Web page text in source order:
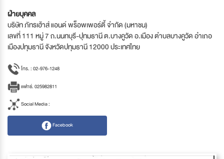
ฝ่ายบุคคล
บริษัท ภัทรเฮ้าส์ แอนด์ พร็อพเพอร์ตี้ จำกัด (มหาชน)
เลขที่ 111 หมู่ 7 ถ.นนทบุรี-ปุทมธานี ต.บางคูวัด อ.เมือง ตำบลบางคูวัด อำเภอ
เมืองปทุมธานี จังหวัดปทุมธานี 12000 ประเทศไทย
โทร. : 02-976-1248
แฟกซ์. 025982811
Social Media :
Facebook